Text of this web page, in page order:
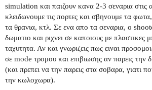
simulation και παιζουν κανα 2-3 σεναρια στις
κλειδωνουμε τις πορτες και σβηνουμε τα
τα θρανια, κτλ. Σε ενα απο τα σεναρια, ο
δωματιο και ριχνει σε καποιους με πλαστικες
ταχυτητα. Αν και γνωριζεις πως ειναι
σε mode τρομου και επιβιωσης αν παρεις την
(και πρεπει να την παρεις στα σοβαρα, γιατι
την κωλοχωρα).